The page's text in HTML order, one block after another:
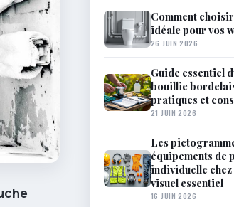
Comment
idéale pour vos
26 JUIN 2026
Guide essentiel
bouillie
pratiques et
21 JUIN 2026
Les
équipements de
individuelle
visuel essentiel
16 JUIN 2026